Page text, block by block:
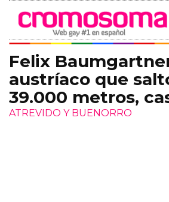
Felix
austríaco que
39.000 metros,
ATREVIDO Y BUENORRO